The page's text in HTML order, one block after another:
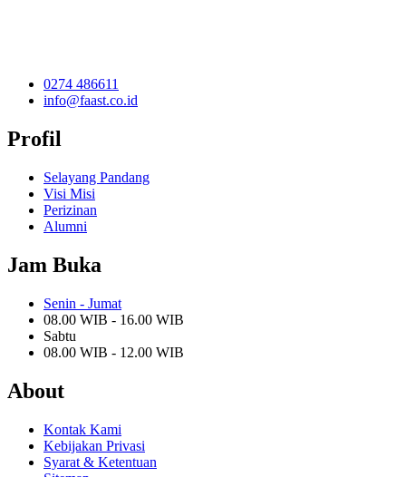
0274 486611
info@faast.co.id
Profil
Selayang Pandang
Visi Misi
Perizinan
Alumni
Jam Buka
Senin - Jumat
08.00 WIB - 16.00 WIB
Sabtu
08.00 WIB - 12.00 WIB
About
Kontak Kami
Kebijakan Privasi
Syarat & Ketentuan